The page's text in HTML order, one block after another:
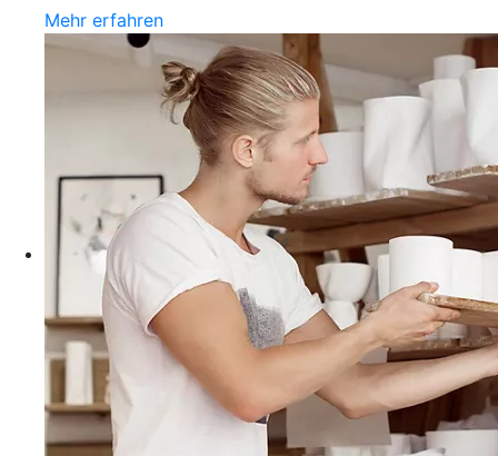
Mehr erfahren